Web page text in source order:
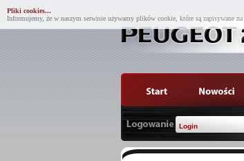
Pliki cookies...
Informujemy, że w naszym serwisie używamy plików cookie, które są zapisywane